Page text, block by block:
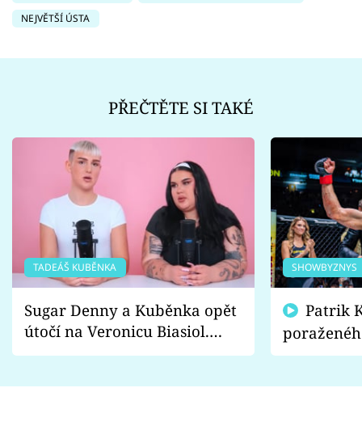
NEJVĚTŠÍ ÚSTA
PŘEČTĚTE SI TAKÉ
TADEÁŠ KUBĚNKA
Sugar Denny a Kuběnka opět
útočí na Veronicu Biasiol.
Proč je podle nich falešná a
SHOWBYZNYS
fanoušci